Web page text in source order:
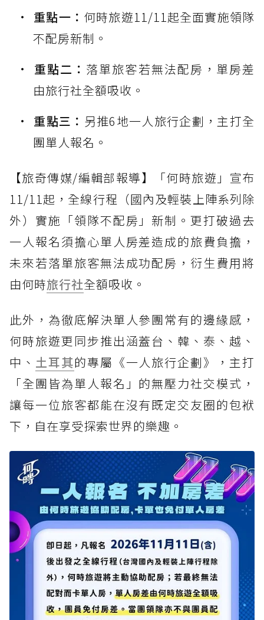
重點一： 何時旅遊11/11起全面實施領隊
不配房新制。
重點二： 落單旅客若無法配房，單房差
由旅行社全額吸收。
重點三： 另推6地一人旅行企劃，主打全
團單人報名。
【旅奇傳媒/編輯部報導】「何時旅遊」宣布
11/11起，全線行程（國內及輕裝上陣系列除
外）實施「領隊不配房」新制。更打破過去
一人報名須擔心單人房差造成的旅費負擔，
未來若落單旅客無法成功配房，衍生費用將
由何時旅行社全額吸收。
此外，為徹底解決單人參團常有的邊緣感，
何時旅遊更同步推出涵蓋台、韓、泰、越、
中、 土耳其的專屬《一人旅行企劃》，主打
「全團皆為單人報名」的無壓力社交模式，
讓每一位旅客都能在沒有既定交友圈的包袱
下，自在享受探索世界的樂趣。